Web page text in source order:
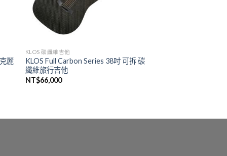
麗
KLOS 碳纖維吉他
KLOS Full Carbon Series 38吋 可拆 碳
纖維旅行吉他
NT$66,000